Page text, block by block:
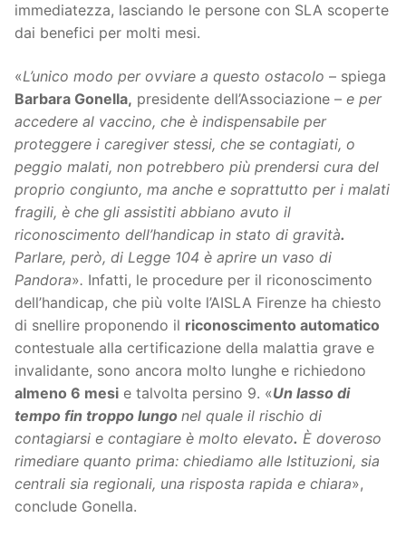
immediatezza, lasciando le persone con SLA scoperte
dai benefici per molti mesi.
«L’unico modo per ovviare a questo ostacolo – spiega
Barbara Gonella, presidente dell’Associazione – e per
accedere al vaccino, che è indispensabile per
proteggere i caregiver stessi, che se contagiati, o
peggio malati, non potrebbero più prendersi cura del
proprio congiunto, ma anche e soprattutto per i malati
fragili, è che gli assistiti abbiano avuto il
riconoscimento dell’handicap in stato di gravità.
Parlare, però, di Legge 104 è aprire un vaso di
Pandora». Infatti, le procedure per il riconoscimento
dell’handicap, che più volte l’AISLA Firenze ha chiesto
di snellire proponendo il riconoscimento automatico
contestuale alla certificazione della malattia grave e
invalidante, sono ancora molto lunghe e richiedono
almeno 6 mesi e talvolta persino 9. «Un lasso di
tempo fin troppo lungo nel quale il rischio di
contagiarsi e contagiare è molto elevato. È doveroso
rimediare quanto prima: chiediamo alle Istituzioni, sia
centrali sia regionali, una risposta rapida e chiara»,
conclude Gonella.